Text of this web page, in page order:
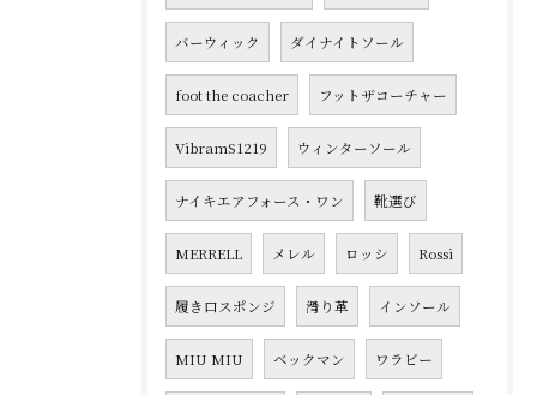
バーウィック ダイナイトソール
foot the coacher フットザコーチャー
VibramS1219 ウィンターソール
ナイキエアフォース・ワン 靴選び
MERRELL メレル ロッシ Rossi
履き口スポンジ 滑り革 インソール
MIU MIU ベックマン ワラビー